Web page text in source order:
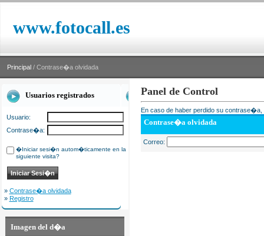
www.fotocall.es
Principal / Contrase�a olvidada
Usuarios registrados
Usuario:
Contrase�a:
�Iniciar sesi�n autom�ticamente en la
siguiente visita?
» Contrase�a olvidada
» Registro
Imagen del d�a
Panel de Control
En caso de haber perdido su
Contrase�a olvidada
Correo: